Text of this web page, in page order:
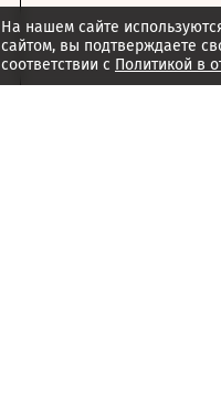
На нашем сайте
сайтом, вы подтверждаете
соответствии с Политикой в